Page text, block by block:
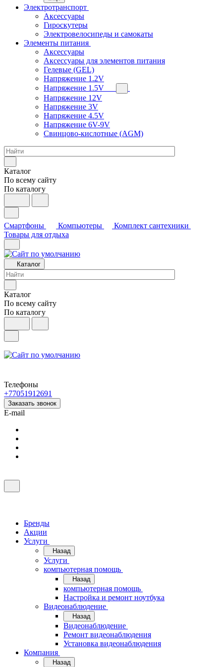
Электротранспорт
Аксессуары
Гироскутеры
Электровелосипеды и самокаты
Элементы питания
Аксессуары
Аксессуары для элементов питания
Гелевые (GEL)
Напряжение 1.2V
Напряжение 1.5V
Напряжение 12V
Напряжение 3V
Напряжение 4.5V
Напряжение 6V-9V
Свинцово-кислотные (AGM)
Каталог
По всему сайту
По каталогу
Смартфоны Компьютеры
Комплект сантехники
Товары для отдыха
Каталог
Каталог
По всему сайту
По каталогу
Телефоны
+77051912691
Заказать звонок
E-mail
Бренды
Акции
Услуги
Назад
Услуги
компьютерная помощь
Назад
компьютерная помощь
Настройка и ремонт ноутбука
Видеонаблюдение
Назад
Видеонаблюдение
Ремонт видеонаблюдения
Установка видеонаблюдения
Компания
Назад